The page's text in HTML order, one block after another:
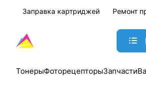
Заправка картриджей Ремонт
ТонерыФоторецепторыЗапчасти